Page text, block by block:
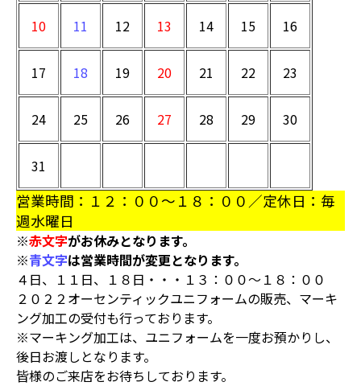
10 11 12 13 14 15 16
17 18 19 20 21 22 23
24 25 26 27 28 29 30
31
営業時間：１２：００～１８：００／定休日：毎
週水曜日
※赤文字がお休みとなります。
※青文字は営業時間が変更となります。
４日、１１日、１８日・・・１３：００～１８：００
２０２２オーセンティックユニフォームの販売、マーキ
ング加工の受付も行っております。
※マーキング加工は、ユニフォームを一度お預かりし、
後日お渡しとなります。
皆様のご来店をお待ちしております。